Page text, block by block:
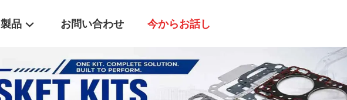
製品 お問い合わせ 今からお話し